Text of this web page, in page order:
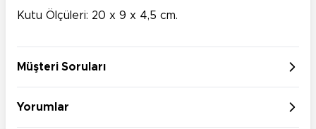
Kutu Ölçüleri: 20 x 9 x 4,5 cm.
Müşteri Soruları
Yorumlar